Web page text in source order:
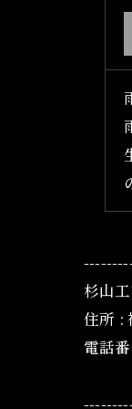
杉山
住所 :
電話